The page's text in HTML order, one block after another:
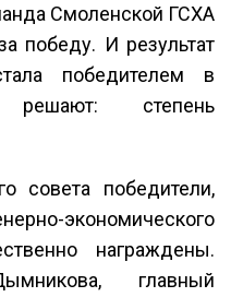
Смоленской ГСХА
победу. И результат
победителем в
решают: степень
совета победители,
экономического
награждены.
главный